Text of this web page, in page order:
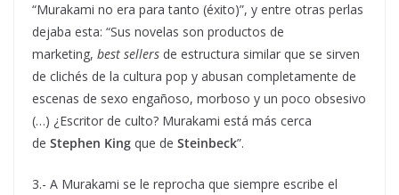
“Murakami no era para tanto (éxito)”, y entre otras perlas
dejaba esta: “Sus novelas son productos de
marketing, best sellers de estructura similar que se sirven
de clichés de la cultura pop y abusan completamente de
escenas de sexo engañoso, morboso y un poco obsesivo
(…) ¿Escritor de culto? Murakami está más cerca
de Stephen King que de Steinbeck”.
3.- A Murakami se le reprocha que siempre escribe el